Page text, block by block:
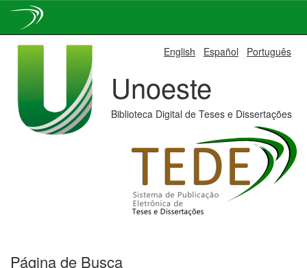
English Español Português
Unoeste
Biblioteca Digital de Teses e Dissertações
Página de Busca